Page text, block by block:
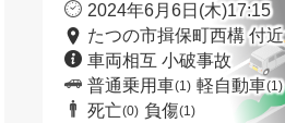
2024年6月6日(木)17:15
たつの市揖保町西構 付近
車両相互 小破事故
普通乗用車(1) 軽自動車(1)
死亡(0) 負傷(1)